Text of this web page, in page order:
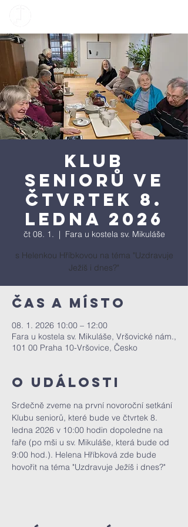
Klub
seniorů ve
čtvrtek 8.
ledna 2026
čt 08. 1.
  |
Fara u kostela sv. Mikuláše
s Helenkou Hříbkovou na téma "Uzdravuje
Ježíš i dnes?"
Čas a místo
08. 1. 2026 10:00 – 12:00
Fara u kostela sv. Mikuláše, Vršovické nám.,
101 00 Praha 10-Vršovice, Česko
O události
Srdečně zveme na první novoroční setkání
Klubu seniorů, které bude ve čtvrtek 8.
ledna 2026 v 10:00 hodin dopoledne na
faře (po mši u sv. Mikuláše, která bude od
9:00 hod.). Helena Hříbková zde bude
hovořit na téma "Uzdravuje Ježíš i dnes?"